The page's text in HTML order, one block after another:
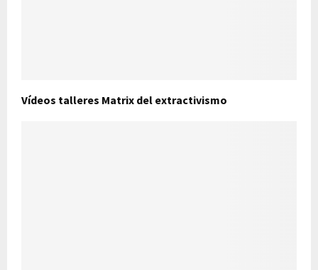
Vídeos talleres Matrix del extractivismo